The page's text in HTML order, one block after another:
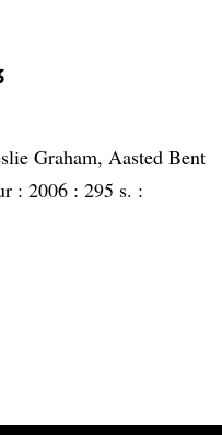
Graham, Aasted Bent
: 2006 : 295 s. :